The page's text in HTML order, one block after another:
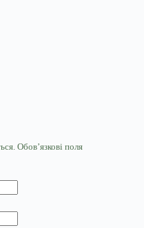
Обов’язкові поля